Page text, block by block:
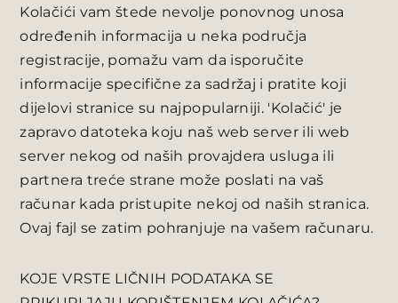
Kolačići vam štede nevolje ponovnog unosa
određenih informacija u neka područja
registracije, pomažu vam da isporučite
informacije specifične za sadržaj i pratite koji
dijelovi stranice su najpopularniji. 'Kolačić' je
zapravo datoteka koju naš web server ili web
server nekog od naših provajdera usluga ili
partnera treće strane može poslati na vaš
računar kada pristupite nekoj od naših stranica.
Ovaj fajl se zatim pohranjuje na vašem računaru.
KOJE VRSTE LIČNIH PODATAKA SE